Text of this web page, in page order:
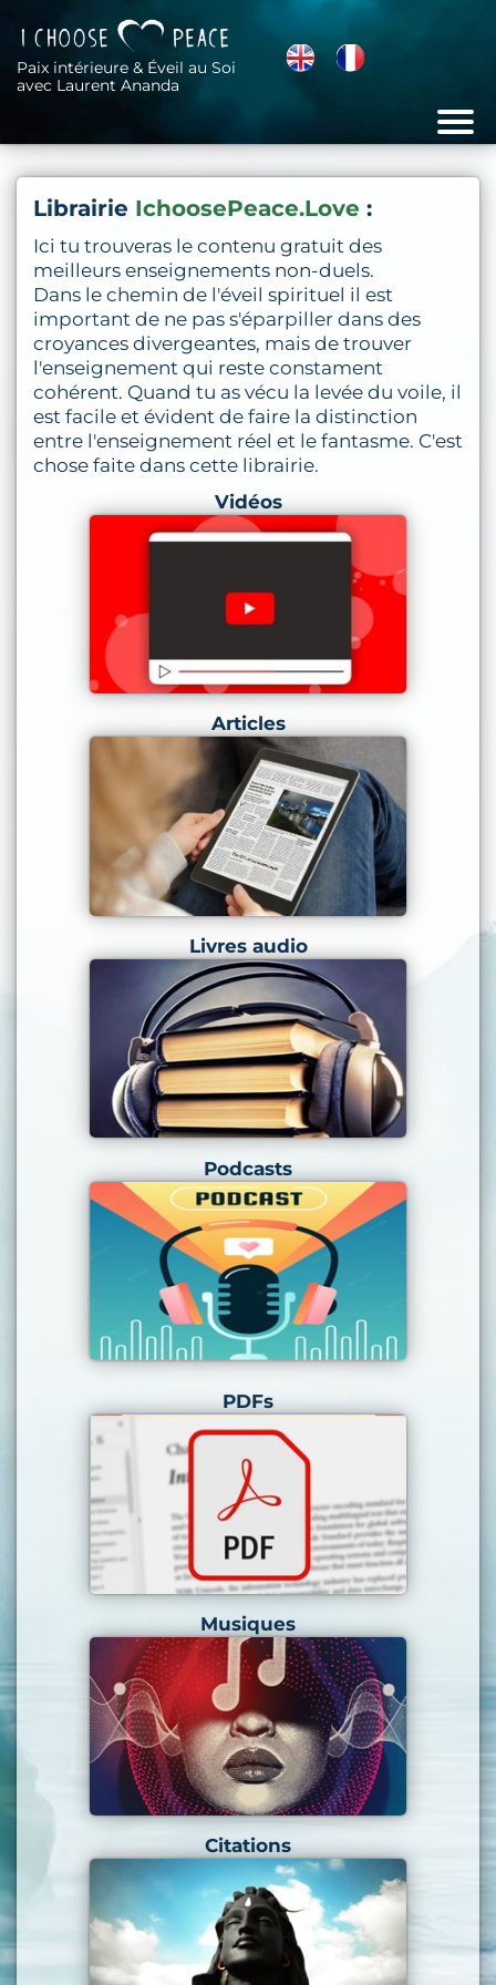
Paix intérieure & Éveil au Soi
avec Laurent Ananda
Librairie IchoosePeace.Love :
Ici tu trouveras le contenu gratuit des
meilleurs enseignements non-duels.
Dans le chemin de l'éveil spirituel il est
important de ne pas s'éparpiller dans des
croyances divergeantes, mais de trouver
l'enseignement qui reste constament
cohérent. Quand tu as vécu la levée du voile, il
est facile et évident de faire la distinction
entre l'enseignement réel et le fantasme. C'est
chose faite dans cette librairie.
Vidéos
Articles
Livres audio
Podcasts
PDFs
Musiques
Citations